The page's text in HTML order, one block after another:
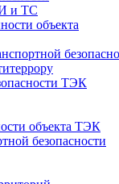
и ТС
объекта
ТЭК
объекта ТЭК
безопасности